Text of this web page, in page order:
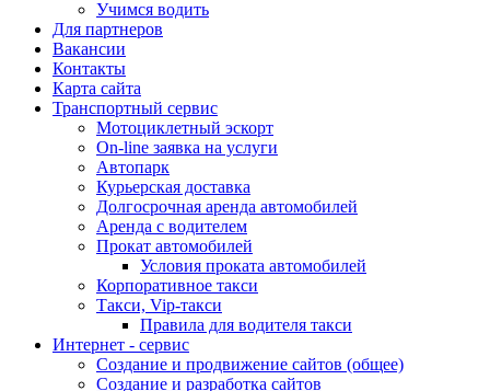
Учимся водить
Для партнеров
Вакансии
Контакты
Карта сайта
Транспортный сервис
Мотоциклетный эскорт
On-line заявка на услуги
Автопарк
Курьерская доставка
Долгосрочная аренда автомобилей
Аренда с водителем
Прокат автомобилей
Условия проката автомобилей
Корпоративное такси
Такси, Vip-такси
Правила для водителя такси
Интернет - сервис
Создание и продвижение сайтов (общее)
Создание и разработка сайтов